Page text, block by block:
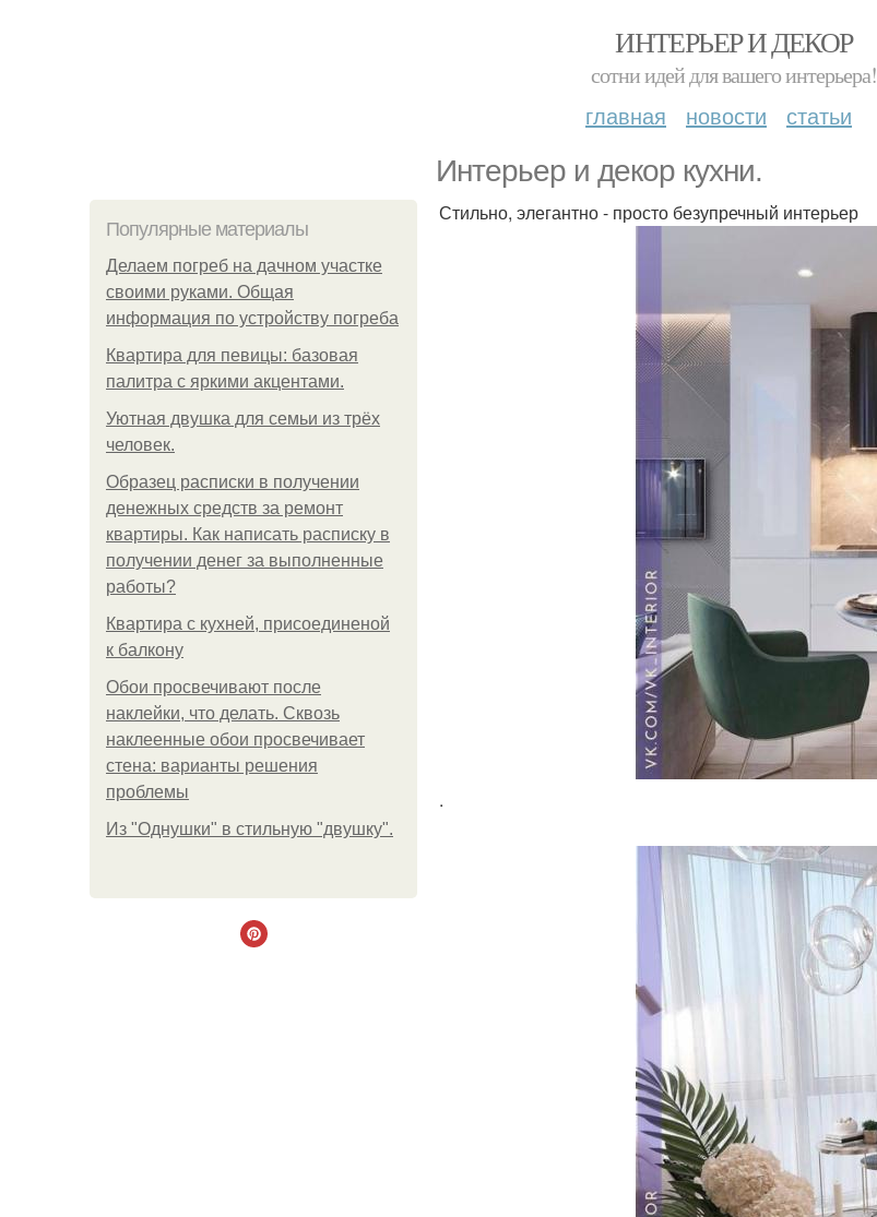
ИНТЕРЬЕР И ДЕКОР
сотни идей для вашего интерьера!
главная новости статьи
Интерьер и декор кухни.
Популярные материалы
Делаем погреб на дачном участке
своими руками. Общая
информация по устройству погреба
Квартира для певицы: базовая
палитра с яркими акцентами.
Уютная двушка для семьи из трёх
человек.
Образец расписки в получении
денежных средств за ремонт
квартиры. Как написать расписку в
получении денег за выполненные
работы?
Квартира с кухней, присоединеной
к балкону
Обои просвечивают после
наклейки, что делать. Сквозь
наклеенные обои просвечивает
стена: варианты решения
проблемы
Из "Однушки" в стильную "двушку".
Стильно, элегантно - просто безупречный интерьер
.